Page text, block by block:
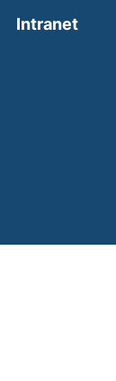
Intranet